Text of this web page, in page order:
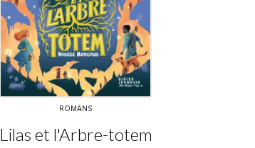
ROMANS
Lilas et l'Arbre-totem